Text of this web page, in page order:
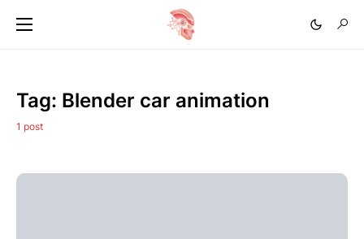
Tag: Blender car animation
1 post